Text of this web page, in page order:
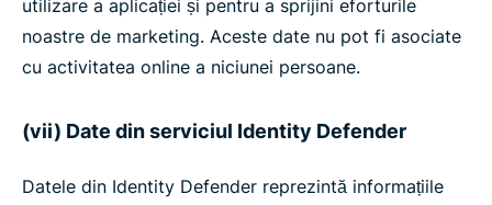
utilizare a aplicației și pentru a sprijini eforturile
noastre de marketing. Aceste date nu pot fi asociate
cu activitatea online a niciunei persoane.
(vii) Date din serviciul Identity Defender
Datele din Identity Defender reprezintă informațiile